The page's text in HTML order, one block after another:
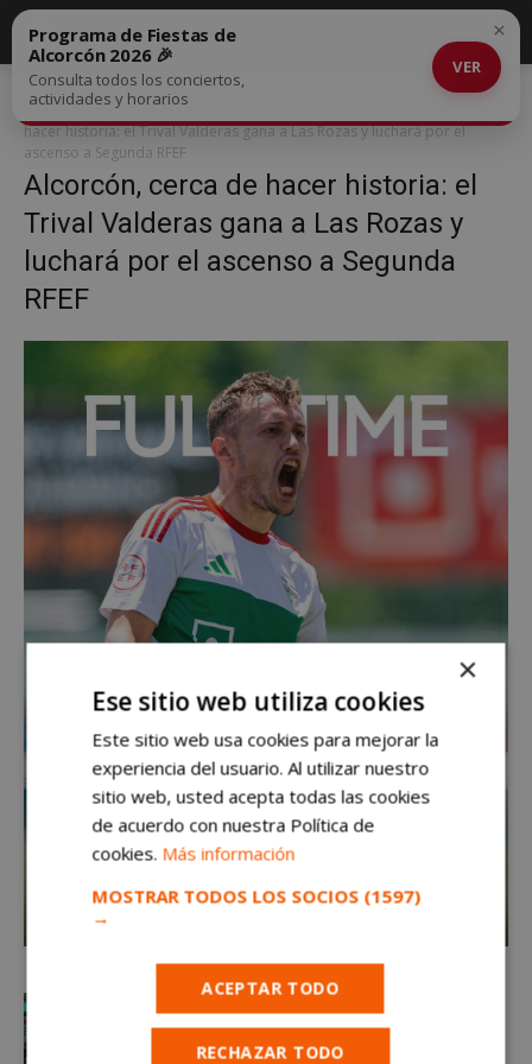
Inicio
Alcorcón, cerca de hacer historia: el Trival Valderas gana a Las
Rozas y luchará por el ascenso a Segunda RFEF
hacer historia: el Trival Valderas gana a Las Rozas y luchará por el
ascenso a Segunda RFEF
Alcorcón, cerca de hacer historia: el
Trival Valderas gana a Las Rozas y
luchará por el ascenso a Segunda
RFEF
Programa de Fiestas de
Alcorcón 2026 🎉
Consulta todos los conciertos,
actividades y horarios
VER
×
×
Ese sitio web utiliza cookies
Este sitio web usa cookies para mejorar la
experiencia del usuario. Al utilizar nuestro
sitio web, usted acepta todas las cookies
de acuerdo con nuestra Política de
cookies. Más información
MOSTRAR TODOS LOS SOCIOS (1597)
→
ACEPTAR TODO
RECHAZAR TODO